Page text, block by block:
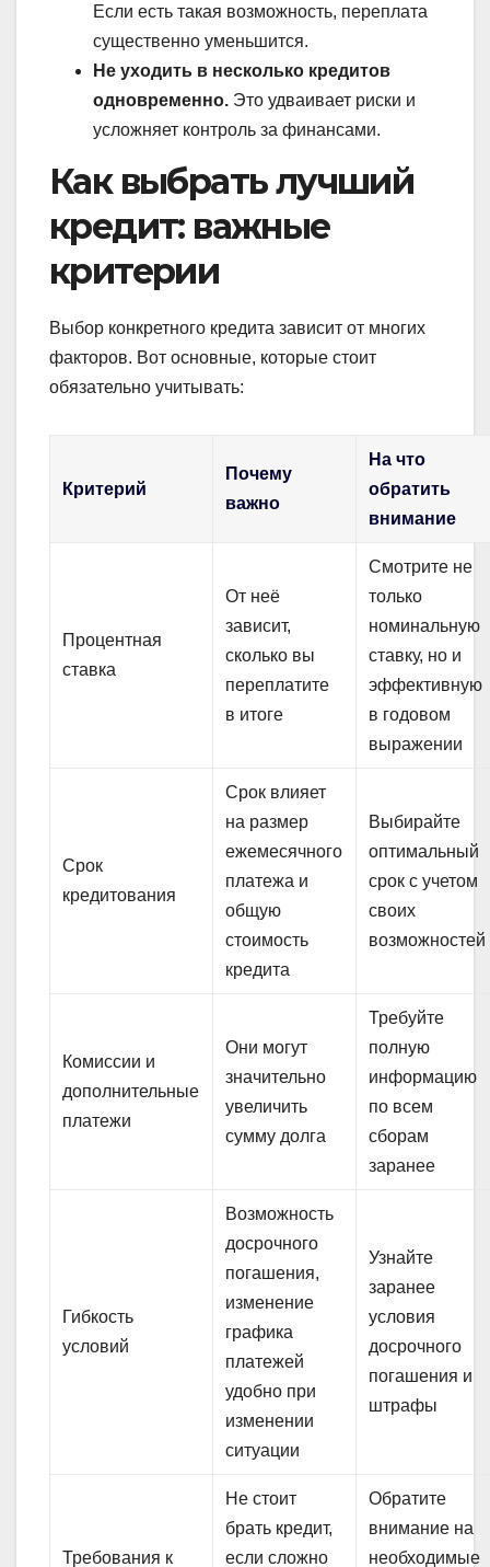
Если есть такая возможность, переплата
существенно уменьшится.
Не уходить в несколько кредитов
одновременно. Это удваивает риски и
усложняет контроль за финансами.
Как выбрать лучший
кредит: важные
критерии
Выбор конкретного кредита зависит от многих
факторов. Вот основные, которые стоит
обязательно учитывать:
Критерий
Почему
важно
На что
обратить
внимание
Процентная
ставка
От неё
зависит,
сколько вы
переплатите
в итоге
Смотрите не
только
номинальную
ставку, но и
эффективную
в годовом
выражении
Срок
кредитования
Срок влияет
на размер
ежемесячного
платежа и
общую
стоимость
кредита
Выбирайте
оптимальный
срок с учетом
своих
возможностей
Комиссии и
дополнительные
платежи
Они могут
значительно
увеличить
сумму долга
Требуйте
полную
информацию
по всем
сборам
заранее
Гибкость
условий
Возможность
досрочного
погашения,
изменение
графика
платежей
удобно при
изменении
ситуации
Узнайте
заранее
условия
досрочного
погашения и
штрафы
Требования к
Не стоит
брать кредит,
если сложно
Обратите
внимание на
необходимые